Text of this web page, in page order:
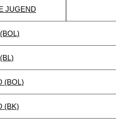
JUGEND
(BOL)
(BK)